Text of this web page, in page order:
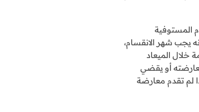
المستوفية
يجب شهر الانقسام،
خلال الميعاد
أو يقضي
لم تقدم معارضة